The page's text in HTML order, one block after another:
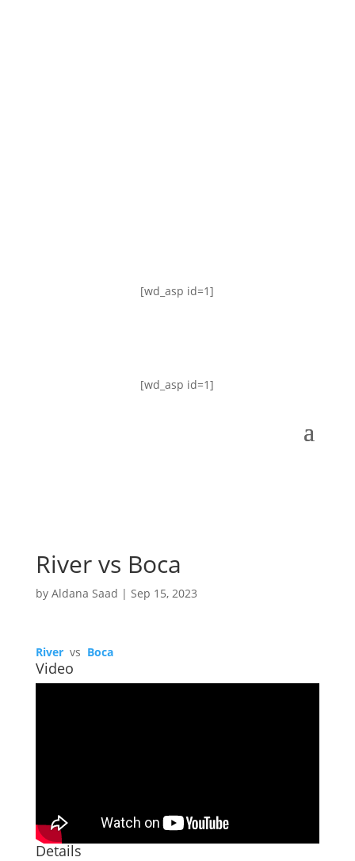
[wd_asp id=1]
[wd_asp id=1]
River vs Boca
by Aldana Saad | Sep 15, 2023
River vs Boca
Video
Details